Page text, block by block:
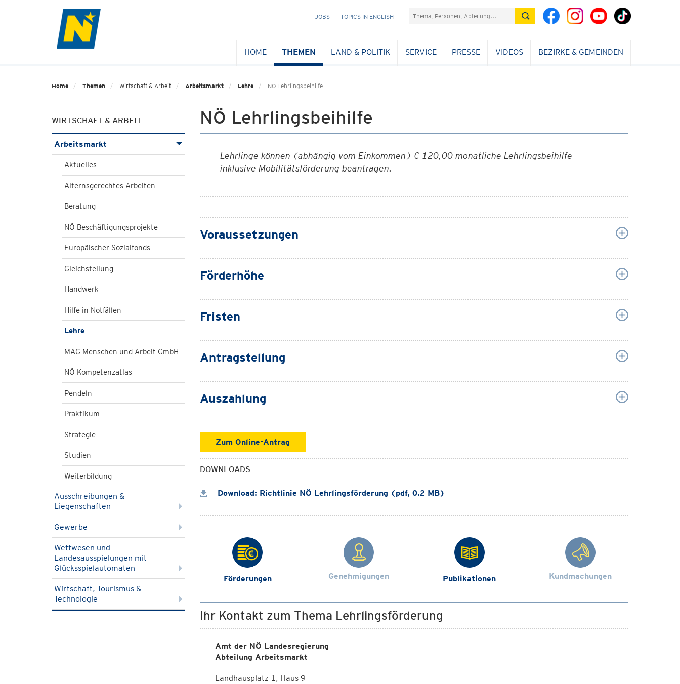
NAVIGATION
JOBS TOPICS IN ENGLISH Suchefeld
HOME THEMEN LAND & POLITIK SERVICE PRESSE VIDEOS BEZIRKE & GEMEINDEN
Home Themen Wirtschaft & Arbeit Arbeitsmarkt Lehre NÖ Lehrlingsbeihilfe
WIRTSCHAFT & ARBEIT
Arbeitsmarkt
Aktuelles
Alternsgerechtes Arbeiten
Beratung
NÖ Beschäftigungsprojekte
Europäischer Sozialfonds
Gleichstellung
Handwerk
Hilfe in Notfällen
Lehre
MAG Menschen und Arbeit GmbH
NÖ Kompetenzatlas
Pendeln
Praktikum
Strategie
Studien
Weiterbildung
Ausschreibungen &
Liegenschaften
Gewerbe
Wettwesen und
Landesausspielungen mit
Glücksspielautomaten
Wirtschaft, Tourismus &
Technologie
NÖ Lehrlingsbeihilfe
Lehrlinge können (abhängig vom Einkommen) € 120,00 monatliche Lehrlingsbeihilfe
inklusive Mobilitätsförderung beantragen.
Voraussetzungen
Förderhöhe
Fristen
Antragstellung
Auszahlung
Zum Online-Antrag
DOWNLOADS
Download: Richtlinie NÖ Lehrlingsförderung (pdf, 0.2 MB)
Förderungen Genehmigungen Publikationen Kundmachungen
Ihr Kontakt zum Thema Lehrlingsförderung
Amt der NÖ Landesregierung
Abteilung Arbeitsmarkt
Landhausplatz 1, Haus 9